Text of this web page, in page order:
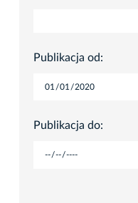
Publikacja od:
Publikacja do: